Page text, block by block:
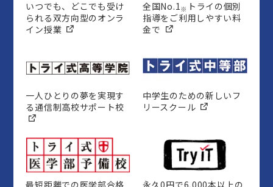
いつでも、どこでも受け
られる双方向型のオンラ
イン授業
全国No.1 ※ トライの個別
指導をご利用しやすい料
金で
一人ひとりの夢を実現す
る通信制高校サポート校
中学生のための新しいフ
リースクール
最短距離での医学部合格
永久0円で6,000本以上の